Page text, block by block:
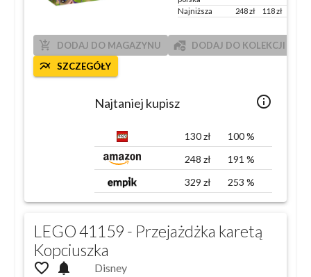
Najniższa
248zł 118zł
add_shopping_cart DODAJ DO MAGAZYNU add_home_work DODAJ DO KOLEKCJI
multiline_chart SZCZEGÓŁY
info_outlined
Najtaniej kupisz
130zł 100%
248 zł 191 %
329 zł 253 %
LEGO 41159 - Przejażdżka karetą
Kopciuszka
favorite_outline notifications
Disney